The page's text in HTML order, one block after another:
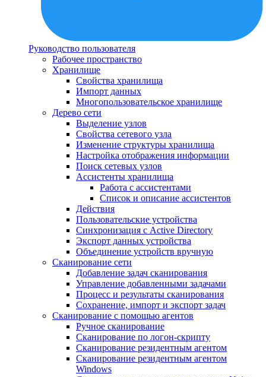
Руководство пользователя
Рабочее пространство
Хранилище
Свойства хранилища
Импорт данных
Многопользовательское хранилище
Дерево сети
Выделение узлов
Свойства сетевого узла
Изменение структуры хранилища
Настройка отображения информации
Поиск сетевых узлов
Ассистенты хранилища
Работа с ассистентами
Список и описание ассистентов
Действия
Пользовательские устройства
Синхронизация с Active Directory
Экспорт данных устройства
Объединение устройств вручную
Сканирование сети
Добавление задач сканирования
Управление добавленными задачами
Процесс и результаты сканирования
Сохранение, импорт и экспорт задач
Сканирование с помощью агентов
Ручное сканирование
Сканирование по логон-скрипту
Сканирование резидентным агентом
Сканирование резидентным агентом
Windows